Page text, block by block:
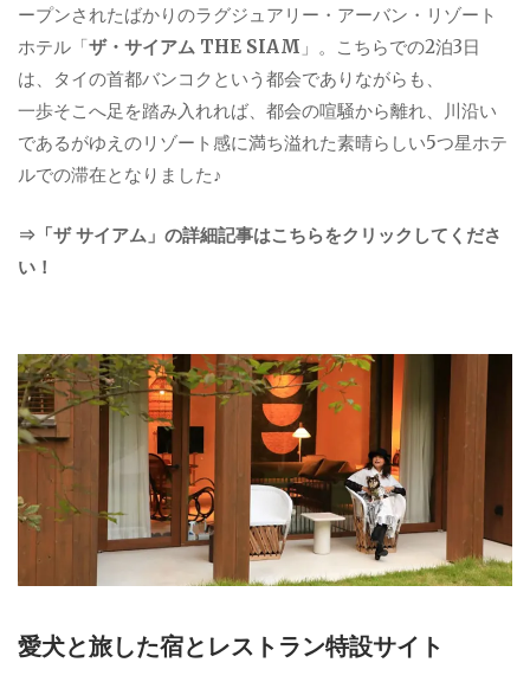
ープンされたばかりのラグジュアリー・アーバン・リゾート
ホテル「ザ・サイアム THE SIAM 」。こちらでの2泊3日
は、タイの首都バンコクという都会でありながらも、
一歩そこへ足を踏み入れれば、都会の喧騒から離れ、川沿い
であるがゆえのリゾート感に満ち溢れた素晴らしい5つ星ホテ
ルでの滞在となりました♪
⇒「ザ サイアム」の詳細記事はこちらをクリックしてくださ
い！
愛犬と旅した宿とレストラン特設サイト